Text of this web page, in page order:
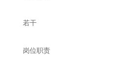
若干
岗位职责